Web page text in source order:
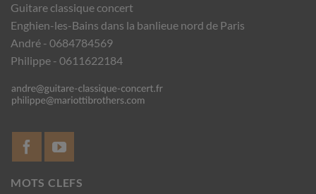
Guitare classique concert
Enghien-les-Bains dans la banlieue nord de Paris
André - 0684784569
Philippe - 0611622184
MOTS CLEFS